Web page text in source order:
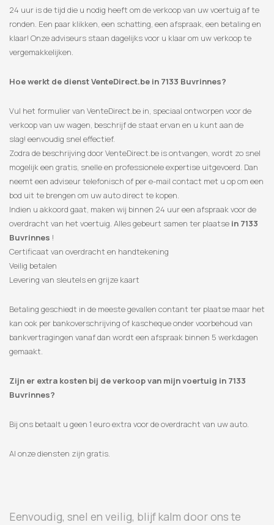
24 uur is de tijd die u nodig heeft om de verkoop van uw voertuig af te
ronden. Een paar klikken, een schatting, een afspraak, een betaling en
klaar! Onze adviseurs staan ​​dagelijks voor u klaar om uw verkoop te
vergemakkelijken.
Hoe werkt de dienst VenteDirect.be in 7133 Buvrinnes?
Vul het formulier van VenteDirect.be in, speciaal ontworpen voor de
verkoop van uw wagen, beschrijf de staat ervan en u kunt aan de
slag! eenvoudig snel effectief.
Zodra de beschrijving door VenteDirect.be is ontvangen, wordt zo snel
mogelijk een gratis, snelle en professionele expertise uitgevoerd. Dan
neemt een adviseur telefonisch of per e-mail contact met u op om een
​​bod uit te brengen om uw auto direct te kopen.
Indien u akkoord gaat, maken wij binnen 24 uur een afspraak voor de
overdracht van het voertuig. Alles gebeurt samen ter plaatse in 7133
Buvrinnes !
Certificaat van overdracht en handtekening
Veilig betalen
Levering van sleutels en grijze kaart
Betaling geschiedt in de meeste gevallen contant ter plaatse maar het
kan ook per bankoverschrijving of kascheque onder voorbehoud van
bankvertragingen vanaf dan wordt een afspraak binnen 5 werkdagen
gemaakt.
Zijn er extra kosten bij de verkoop van mijn voertuig in 7133
Buvrinnes?
Bij ons betaalt u geen 1 euro extra voor de overdracht van uw auto.
Al onze diensten zijn gratis.
Eenvoudig, snel en veilig, blijf kalm door ons te